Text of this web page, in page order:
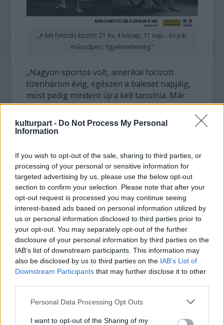
kulturpart - Do Not Process My Personal
Information
If you wish to opt-out of the sale, sharing to third parties, or
processing of your personal or sensitive information for
targeted advertising by us, please use the below opt-out
section to confirm your selection. Please note that after your
opt-out request is processed you may continue seeing
interest-based ads based on personal information utilized by
us or personal information disclosed to third parties prior to
your opt-out. You may separately opt-out of the further
disclosure of your personal information by third parties on the
IAB’s list of downstream participants. This information may
also be disclosed by us to third parties on the IAB’s List of
Downstream Participants that may further disclose it to other
Please note that this website/app uses one or more Google
not limited to your visit or usage behaviour. You may click to
Personal Data Processing Opt Outs
I want to opt-out of the Sharing of my
„A két fotózás között: 21 év, 4 hónap, 11 nap… és pár
másodperc figyelmetlenség.”
„Nagyon sportos volt, amerikai focizott
tizenhárom évig, egészen a baleset napjáig,
most pedig mindent újra kell tanulnia. Már
nem mehet el bármikor bárhova, ki van
szolgáltatva a többieknek. Négy nappal a
hatvanadik születésnapom előtt szenvedett
élet, amit elképzeltem” - meséli édesanyja.
Rodolphe 1995-ben modellkedett először a
fotós Joseph Caprionak. Húsz évvel később új
pózt vett fel, immár egy kerekesszékben.
„Rodolphe azt akarta, hogy példája
mindenkinek tanulsággal szolgáljon” -
mondja a fotográfus. „Meg akarom mutatni,
hogy mindent elveszíthetünk pár másodperc
leforgása alatt” - magyarázza az ex-modell
egy róla szóló dokumentumfilmben.